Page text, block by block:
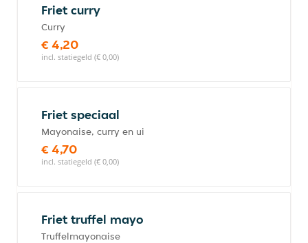
Friet curry
Curry
€ 4,20
incl. statiegeld (€ 0,00)
Friet speciaal
Mayonaise, curry en ui
€ 4,70
incl. statiegeld (€ 0,00)
Friet truffel mayo
Truffelmayonaise